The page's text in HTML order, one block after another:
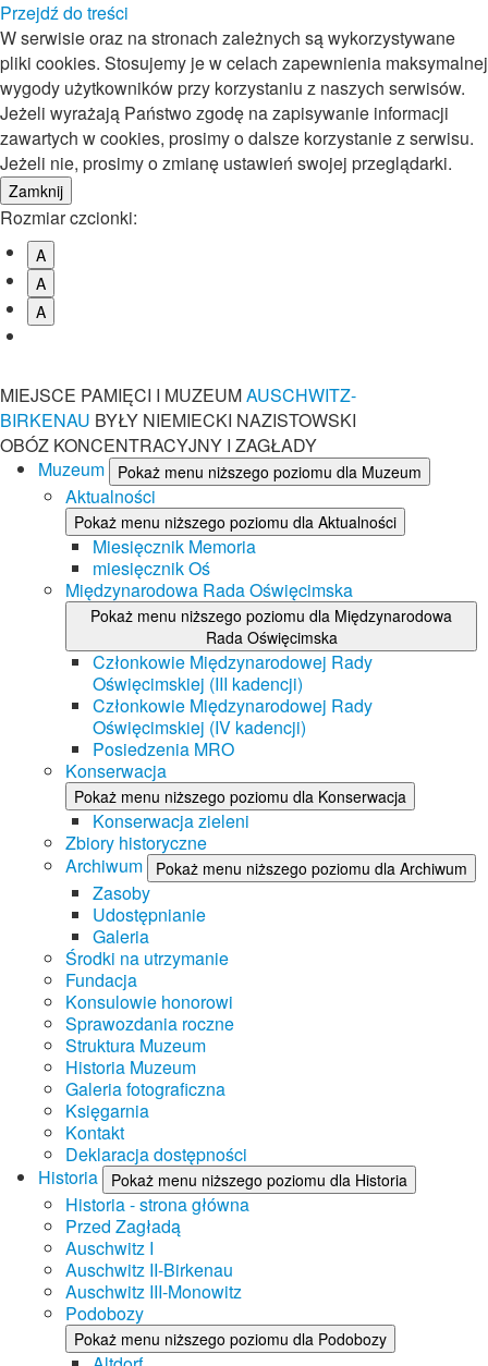
Przejdź do treści
W serwisie oraz na stronach zależnych są wykorzystywane
pliki cookies. Stosujemy je w celach zapewnienia maksymalnej
wygody użytkowników przy korzystaniu z naszych serwisów.
Jeżeli wyrażają Państwo zgodę na zapisywanie informacji
zawartych w cookies, prosimy o dalsze korzystanie z serwisu.
Jeżeli nie, prosimy o zmianę ustawień swojej przeglądarki.
Rozmiar czcionki:
A
A
A
MIEJSCE PAMIĘCI I MUZEUMAUSCHWITZ-
BIRKENAU BYŁY NIEMIECKI NAZISTOWSKI
OBÓZ KONCENTRACYJNY I ZAGŁADY
Muzeum
Pokaż menu niższego poziomu dla Muzeum
Aktualności
Pokaż menu niższego poziomu dla Aktualności
Miesięcznik Memoria
miesięcznik Oś
Międzynarodowa Rada Oświęcimska
Pokaż menu niższego poziomu dla Międzynarodowa
Rada Oświęcimska
Członkowie Międzynarodowej Rady
Oświęcimskiej (III kadencji)
Członkowie Międzynarodowej Rady
Oświęcimskiej (IV kadencji)
Posiedzenia MRO
Konserwacja
Pokaż menu niższego poziomu dla Konserwacja
Konserwacja zieleni
Zbiory historyczne
Archiwum
Pokaż menu niższego poziomu dla Archiwum
Zasoby
Udostępnianie
Galeria
Środki na utrzymanie
Fundacja
Konsulowie honorowi
Sprawozdania roczne
Struktura Muzeum
Historia Muzeum
Galeria fotograficzna
Księgarnia
Kontakt
Deklaracja dostępności
Historia
Pokaż menu niższego poziomu dla Historia
Historia - strona główna
Przed Zagładą
Auschwitz I
Auschwitz II-Birkenau
Auschwitz III-Monowitz
Podobozy
Pokaż menu niższego poziomu dla Podobozy